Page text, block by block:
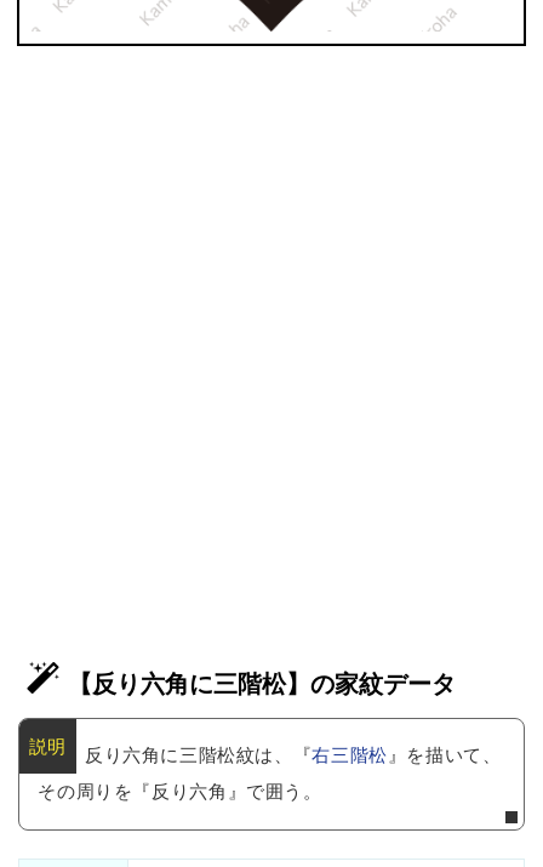
【反り六角に三階松】の家紋データ
反り六角に三階松紋は、『右三階松』を描いて、
その周りを『反り六角』で囲う。